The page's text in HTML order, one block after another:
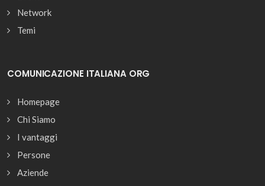
Network
Temi
COMUNICAZIONE ITALIANA ORG
Homepage
Chi Siamo
I vantaggi
Persone
Aziende